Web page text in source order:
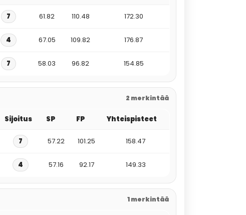
7 61.82 110.48 172.30
4 67.05 109.82 176.87
7 58.03 96.82 154.85
2 merkintää
Sijoitus SP FP Yhteispisteet
7 57.22 101.25 158.47
4 57.16 92.17 149.33
1 merkintää